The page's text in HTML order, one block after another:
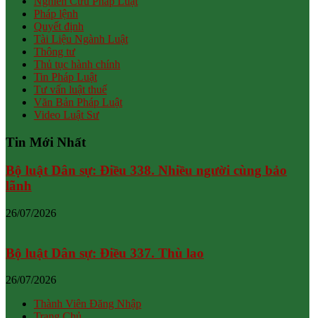
Pháp lệnh
Quyết định
Tài Liệu Ngành Luật
Thông tư
Thủ tục hành chính
Tin Pháp Luật
Tư vấn luật thuế
Văn Bản Pháp Luật
Video Luật Sư
Tin Mới Nhất
Bộ luật Dân sự: Điều 338. Nhiều người cùng bảo
lãnh
26/07/2026
Bộ luật Dân sự: Điều 337. Thù lao
26/07/2026
Thành Viên Đăng Nhập